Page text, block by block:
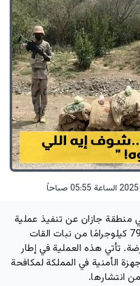
منطقة جازان عن تنفيذ عملية
أمنية ناجحة أسفرت عن ضبط 79 كيلوجرامًا من نبات القات
تأتي هذه العملية في إطار
الأمنية في المملكة لمكافحة
انتشارها.